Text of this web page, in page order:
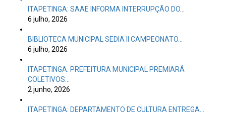
ITAPETINGA: SAAE INFORMA INTERRUPÇÃO DO…
6 julho, 2026
BIBLIOTECA MUNICIPAL SEDIA II CAMPEONATO…
6 julho, 2026
ITAPETINGA: PREFEITURA MUNICIPAL PREMIARÁ
COLETIVOS…
2 junho, 2026
ITAPETINGA: DEPARTAMENTO DE CULTURA ENTREGA…